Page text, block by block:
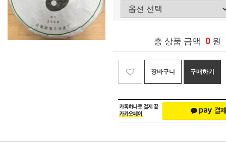
총 상품 금액 0 원
장바구니 구매하기